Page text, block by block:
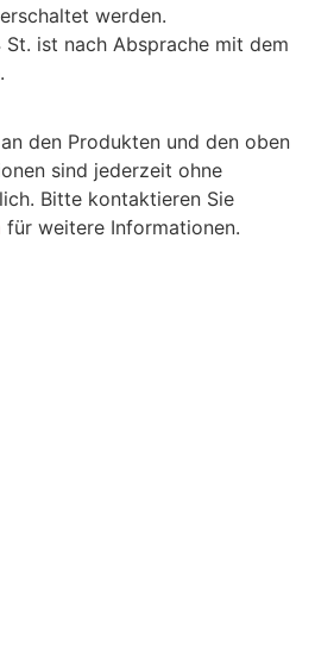
werden.
ist nach Absprache mit dem
den Produkten und den oben
sind jederzeit ohne
Bitte kontaktieren Sie
für weitere Informationen.